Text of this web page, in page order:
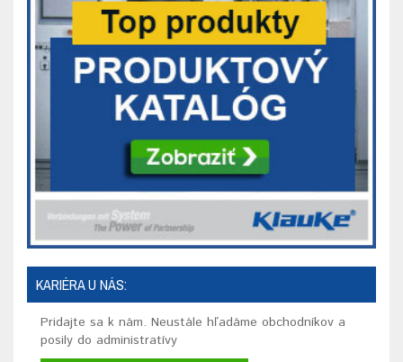
KARIÉRA U NÁS:
Pridajte sa k nám. Neustále hľadáme obchodníkov a
posily do administratívy